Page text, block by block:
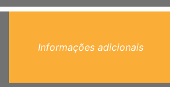
Informações adicionais